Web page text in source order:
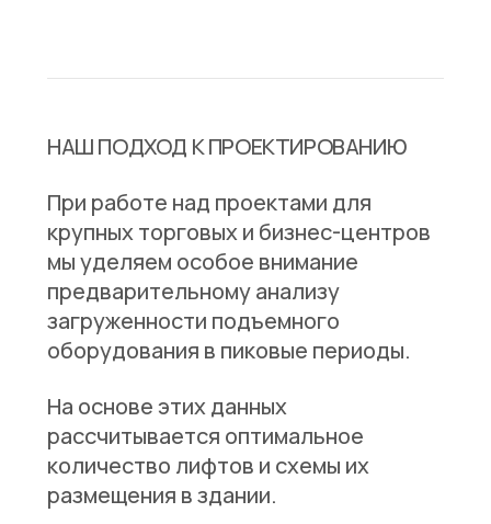
НАШ ПОДХОД К ПРОЕКТИРОВАНИЮ
При работе над проектами для
крупных торговых и бизнес-центров
мы уделяем особое внимание
предварительному анализу
загруженности подъемного
оборудования в пиковые периоды.
На основе этих данных
рассчитывается оптимальное
количество лифтов и схемы их
размещения в здании.